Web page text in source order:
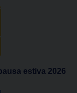
estiva 2026